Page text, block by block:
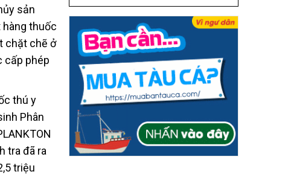
sản
hàng thuốc
chặt chẽ ở
cấp phép
thú y
Phân
tra đã ra
triệu